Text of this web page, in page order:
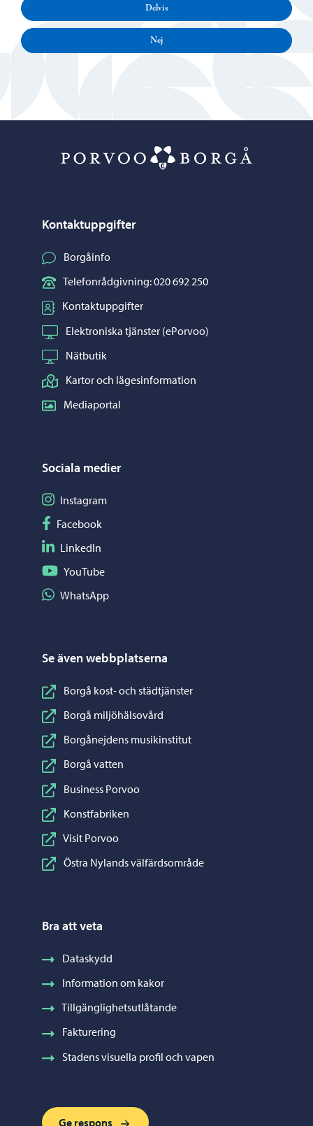
Delvis
Nej
Kontaktuppgifter
Borgåinfo
Telefonrådgivning: 020 692 250
Kontaktuppgifter
Elektroniska tjänster (ePorvoo)
Nätbutik
Kartor och lägesinformation
Mediaportal
Sociala medier
Följ på Instagram
Instagram
Följ på Facebook
Facebook
Följ på LinkedIn
LinkedIn
Följ på YouTube
YouTube
Dela på WhatsApp
WhatsApp
Se även webbplatserna
Borgå kost- och städtjänster
Borgå miljöhälsovård
Borgånejdens musikinstitut
Borgå vatten
Business Porvoo
Konstfabriken
Visit Porvoo
Östra Nylands välfärdsområde
Bra att veta
Dataskydd
Information om kakor
Tillgänglighetsutlåtande
Fakturering
Stadens visuella profil och vapen
Ge respons